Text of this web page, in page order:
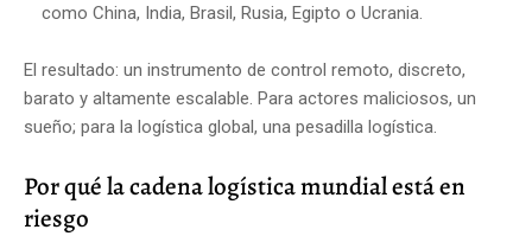
como China, India, Brasil, Rusia, Egipto o Ucrania.
El resultado: un instrumento de control remoto, discreto,
barato y altamente escalable. Para actores maliciosos, un
sueño; para la logística global, una pesadilla logística.
Por qué la cadena logística mundial está en
riesgo